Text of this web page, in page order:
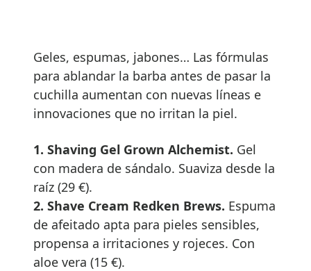
Geles, espumas, jabones… Las fórmulas
para ablandar la barba antes de pasar la
cuchilla aumentan con nuevas líneas e
innovaciones que no irritan la piel.
1. Shaving Gel Grown Alchemist. Gel
con madera de sándalo. Suaviza desde la
raíz (29 €).
2. Shave Cream Redken Brews. Espuma
de afeitado apta para pieles sensibles,
propensa a irritaciones y rojeces. Con
aloe vera (15 €).